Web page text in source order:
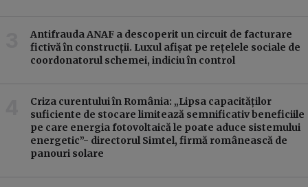
Antifrauda ANAF a descoperit un circuit de facturare
fictivă în construcții. Luxul afișat pe rețelele sociale de
coordonatorul schemei, indiciu în control
Criza curentului în România: „Lipsa capacităților
suficiente de stocare limitează semnificativ beneficiile
pe care energia fotovoltaică le poate aduce sistemului
energetic”- directorul Simtel, firmă românească de
panouri solare